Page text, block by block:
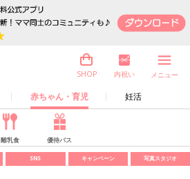
赤ちゃん・育児 妊活
SHOP 内祝い メニュー
離乳食 優待パス
SNS キャンペーン 写真スタジオ